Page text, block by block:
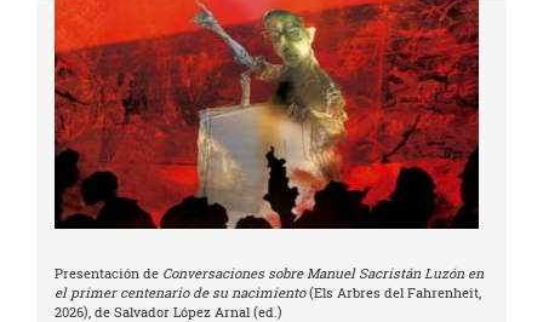
Presentación de Conversaciones sobre Manuel Sacristán Luzón en
el primer centenario de su nacimiento(Els Arbres del Fahrenheit,
2026), de Salvador López Arnal (ed.)